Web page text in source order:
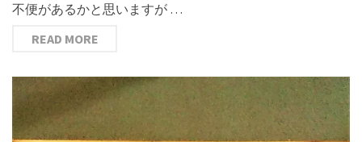
不便があるかと思いますが …
READ MORE